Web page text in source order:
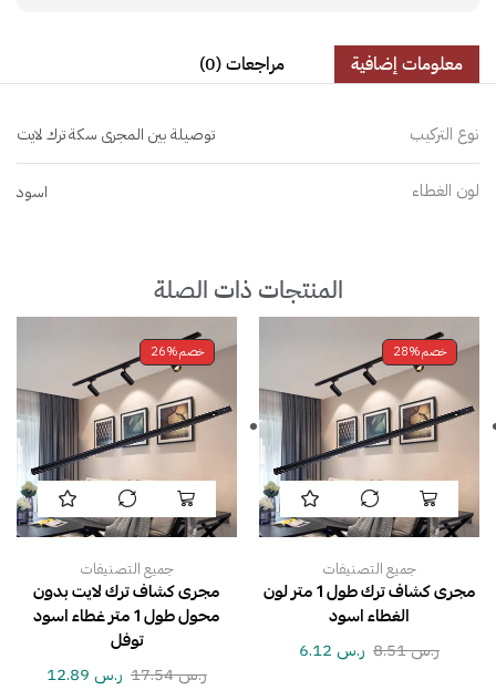
معلومات إضافية مراجعات (0)
نوع التركيب توصيلة بين المجرى سكة ترك لايت
لون الغطاء اسود
المنتجات ذات الصلة
خصم28%
جميع التصنيفات
مجرى كشاف ترك طول 1 متر لون
الغطاء اسود
ر.س8.51 ر.س
خصم26%
جميع التصنيفات
مجرى كشاف ترك لايت بدون
محول طول 1 متر غطاء اسود
توفل
ر.س17.54 ر.س